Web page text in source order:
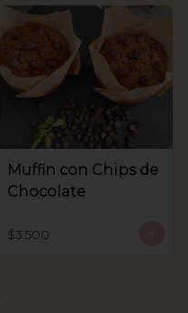
Muffin con Chips de
Chocolate
$3.500